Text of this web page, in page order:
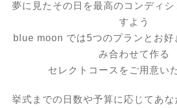
夢に見たその日を最高のコンディシ
すよう
blue moon では5つのプランと お好
み合わせて作る
セレクトコースをご用意い
挙式までの日数や予算に応じてあな